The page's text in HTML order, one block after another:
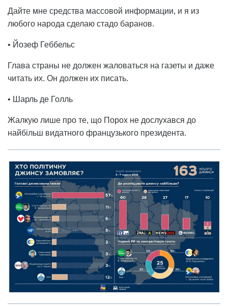
Дайте мне средства массовой информации, и я из
любого народа сделаю стадо баранов.
• Йозеф Геббельс
Глава страны не должен жаловаться на газеты и даже
читать их. Он должен их писать.
• Шарль де Голль
Жалкую лише про те, що Порох не дослухався до
найбільш видатного французького президента.